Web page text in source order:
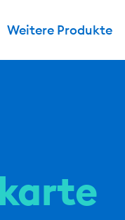
Weitere Produkte